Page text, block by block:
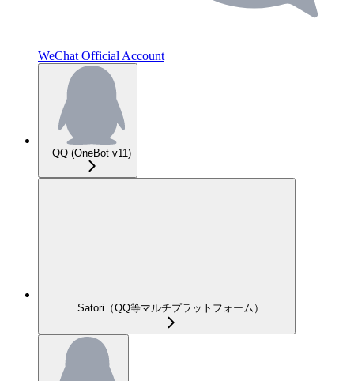
WeChat Official Account
QQ (OneBot v11)
Satori（QQ等マルチプラットフォーム）